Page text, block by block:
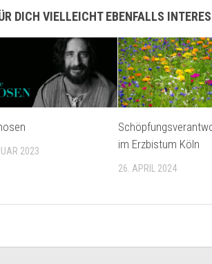
DICH VIELLEICHT EBENFALLS
2023
im Erzbistum Köln
26. APRIL 2024